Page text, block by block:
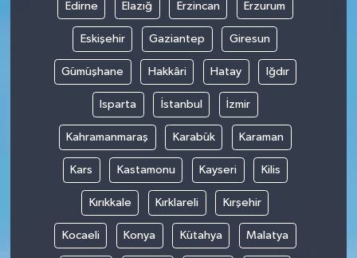
Edirne Elazığ Erzincan Erzurum
Eskişehir Gaziantep Giresun
Gümüşhane Hakkâri Hatay Iğdır
Isparta İstanbul İzmir
Kahramanmaraş Karabük Karaman
Kars Kastamonu Kayseri Kilis
Kırıkkale Kırklareli Kırşehir
Kocaeli Konya Kütahya Malatya